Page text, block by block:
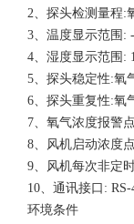
2、探头检测量程:
3、温度显示范围: -
4、湿度显示范围:
5、探头稳定性:氧
6、探头重复性:氧
7、氧气浓度报警
8、风机启动浓度
9、风机每次非定
10、通讯接口:
环境条件